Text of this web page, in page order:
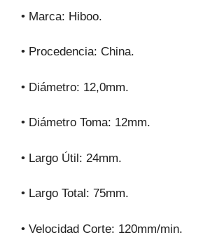
• Marca: Hiboo.
• Procedencia: China.
• Diámetro: 12,0mm.
• Diámetro Toma: 12mm.
• Largo Útil: 24mm.
• Largo Total: 75mm.
• Velocidad Corte: 120mm/min.